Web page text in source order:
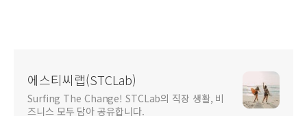
에스티씨랩(STCLab)
Surfing The Change! STCLab의 직장 생활, 비
즈니스 모두 담아 공유합니다.